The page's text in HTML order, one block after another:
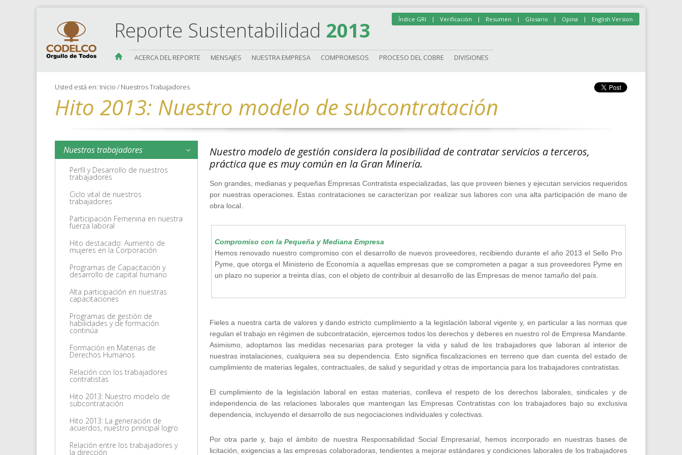
Reporte Sustentabilidad 2013 Índice GRI | Verificación | Resumen | Glosario | Opina | English Version
ACERCA DEL REPORTE MENSAJES NUESTRA EMPRESA COMPROMISOS PROCESO DEL COBRE DIVISIONES
Usted está en: Inicio / Nuestros Trabajadores
Hito 2013: Nuestro modelo de subcontratación
Nuestros trabajadores
Perfil y Desarrollo de nuestros
trabajadores
Ciclo vital de nuestros
trabajadores
Participación Femenina en nuestra
fuerza laboral
Hito destacado: Aumento de
mujeres en la Corporación
Programas de Capacitación y
desarrollo de capital humano
Alta participación en nuestras
capacitaciones
Programas de gestión de
habilidades y de formación
continúa
Formación en Materias de
Derechos Humanos
Relación con los trabajadores
contratistas
Hito 2013: Nuestro modelo de
subcontratación
Hito 2013: La generación de
acuerdos, nuestro principal logro
Relación entre los trabajadores y
la dirección
Nuestro modelo de gestión considera la posibilidad de contratar servicios a terceros,
práctica que es muy común en la Gran Minería.
Son grandes, medianas y pequeñas Empresas Contratista especializadas, las que proveen bienes y ejecutan servicios requeridos
por nuestras operaciones. Estas contrataciones se caracterizan por realizar sus labores con una alta participación de mano de
obra local.
Compromiso con la Pequeña y Mediana Empresa
Hemos renovado nuestro compromiso con el desarrollo de nuevos proveedores, recibiendo durante el año 2013 el Sello Pro
Pyme, que otorga el Ministerio de Economía a aquellas empresas que se comprometen a pagar a sus proveedores Pyme en
un plazo no superior a treinta días, con el objeto de contribuir al desarrollo de las Empresas de menor tamaño del país.
Fieles a nuestra carta de valores y dando estricto cumplimiento a la legislación laboral vigente y, en particular a las normas que
regulan el trabajo en régimen de subcontratación, ejercemos todos los derechos y deberes en nuestro rol de Empresa Mandante.
Asimismo, adoptamos las medidas necesarias para proteger la vida y salud de los trabajadores que laboran al interior de
nuestras instalaciones, cualquiera sea su dependencia. Esto significa fiscalizaciones en terreno que dan cuenta del estado de
cumplimiento de materias legales, contractuales, de salud y seguridad y otras de importancia para los trabajadores contratistas.
El cumplimiento de la legislación laboral en estas materias, conlleva el respeto de los derechos laborales, sindicales y de
independencia de las relaciones laborales que mantengan las Empresas Contratistas con los trabajadores bajo su exclusiva
dependencia, incluyendo el desarrollo de sus negociaciones individuales y colectivas.
Por otra parte y, bajo el ámbito de nuestra Responsabilidad Social Empresarial, hemos incorporado en nuestras bases de
licitación, exigencias a las empresas colaboradoras, tendientes a mejorar estándares y condiciones laborales de los trabajadores